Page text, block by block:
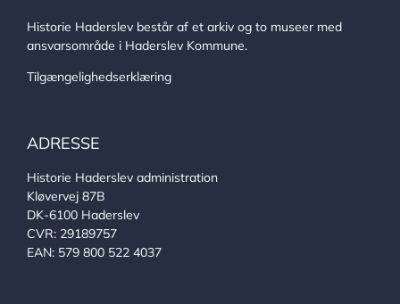
Historie Haderslev består af et arkiv og to museer med
ansvarsområde i Haderslev Kommune.
Tilgængelighedserklæring
ADRESSE
Historie Haderslev administration
Kløvervej 87B
DK-6100 Haderslev
CVR: 29189757
EAN: 579 800 522 4037